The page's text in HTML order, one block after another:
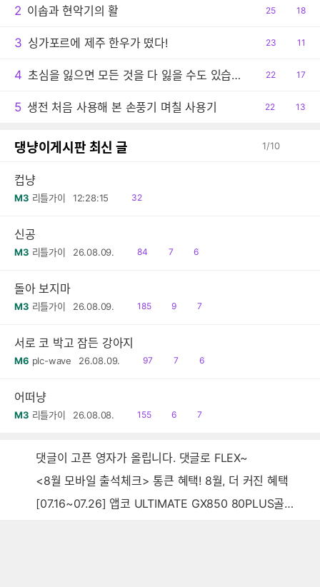
2 이솝과 현악기의 활
공
25
댓
18
3 싱가포르에 제주 한우가 떴다!
공
23
댓
11
4 초심을 잃으면 모든 것을 다 잃을 수도 있습니다
공
22
댓
17
5 생전 처음 사용해 본 손풍기 며칠 사용기
공
22
댓
13
댕냥이게시판 최신 글 1/10
컵냥
M3 리틀가이 12:28:15
읽
32
신공
M3 리틀가이 26.08.09.
읽
84
공
7
댓
6
돌아 보지마
M3 리틀가이 26.08.09.
읽
185
공
9
댓
7
서로 코 박고 잠든 강아지
M6 plc-wave 26.08.09.
읽
97
공
7
댓
6
어떠냥
M3 리틀가이 26.08.08.
읽
155
공
6
댓
7
댓글이 고픈 영자가 올립니다. 댓글로 FLEX~
<8월 모바일 출석체크> 통큰 혜택! 8월, 더 커진 혜택
[07.16~07.26] 앱코 ULTIMATE GX850 80PLUS골드 풀모듈러 ATX3.0 블랙